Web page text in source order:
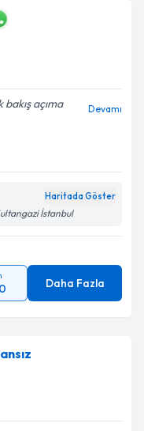
açıma
Devamı
Haritada Göster
İstanbul
Daha Fazla